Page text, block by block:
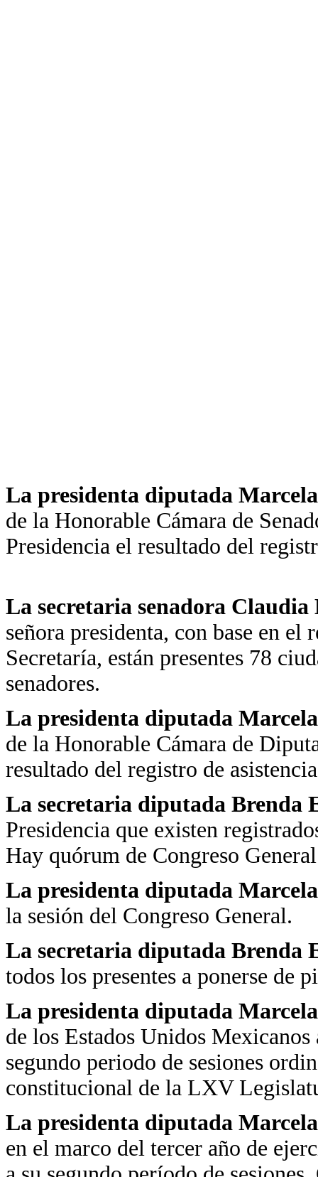
La presidenta diputada
de la Honorable Cámara de
Presidencia el resultado del
La secretaria senadora
señora presidenta, con base en el
Secretaría, están presentes 78
senadores.
La presidenta diputada
de la Honorable Cámara de
resultado del registro de
La secretaria diputada Brenda
Presidencia que existen
Hay quórum de Congreso
La presidenta diputada
la sesión del Congreso General.
La secretaria diputada Brenda
todos los presentes a ponerse de
La presidenta diputada
de los Estados Unidos
segundo periodo de sesiones
constitucional de la LXV
La presidenta diputada
en el marco del tercer año de